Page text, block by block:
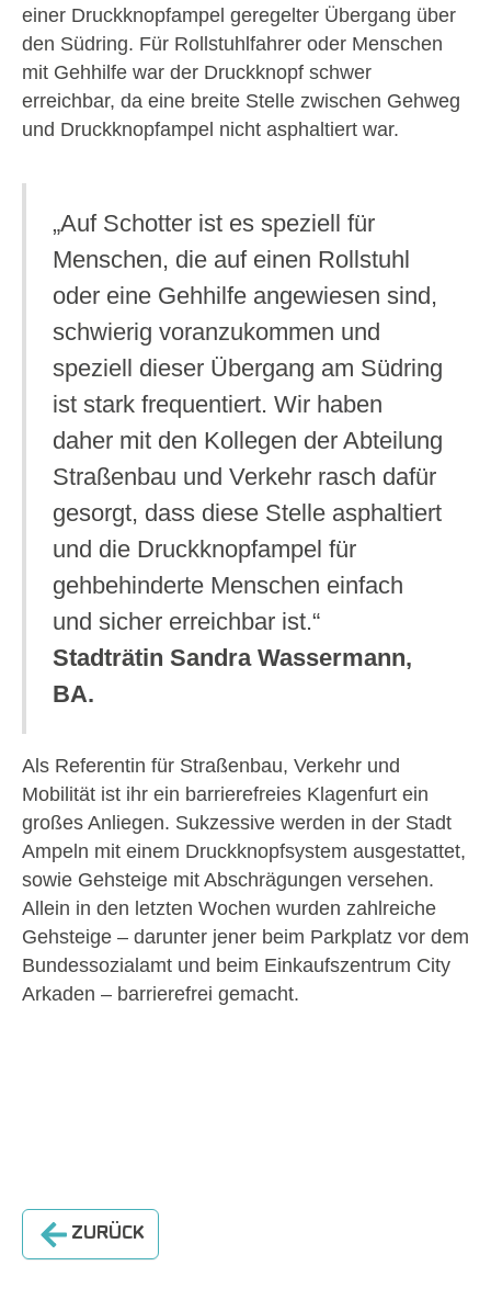
einer Druckknopfampel geregelter Übergang über
den Südring. Für Rollstuhlfahrer oder Menschen
mit Gehhilfe war der Druckknopf schwer
erreichbar, da eine breite Stelle zwischen Gehweg
und Druckknopfampel nicht asphaltiert war.
„Auf Schotter ist es speziell für
Menschen, die auf einen Rollstuhl
oder eine Gehhilfe angewiesen sind,
schwierig voranzukommen und
speziell dieser Übergang am Südring
ist stark frequentiert. Wir haben
daher mit den Kollegen der Abteilung
Straßenbau und Verkehr rasch dafür
gesorgt, dass diese Stelle asphaltiert
und die Druckknopfampel für
gehbehinderte Menschen einfach
und sicher erreichbar ist.“
Stadträtin Sandra Wassermann,
BA.
Als Referentin für Straßenbau, Verkehr und
Mobilität ist ihr ein barrierefreies Klagenfurt ein
großes Anliegen. Sukzessive werden in der Stadt
Ampeln mit einem Druckknopfsystem ausgestattet,
sowie Gehsteige mit Abschrägungen versehen.
Allein in den letzten Wochen wurden zahlreiche
Gehsteige – darunter jener beim Parkplatz vor dem
Bundessozialamt und beim Einkaufszentrum City
Arkaden – barrierefrei gemacht.
ZURÜCK